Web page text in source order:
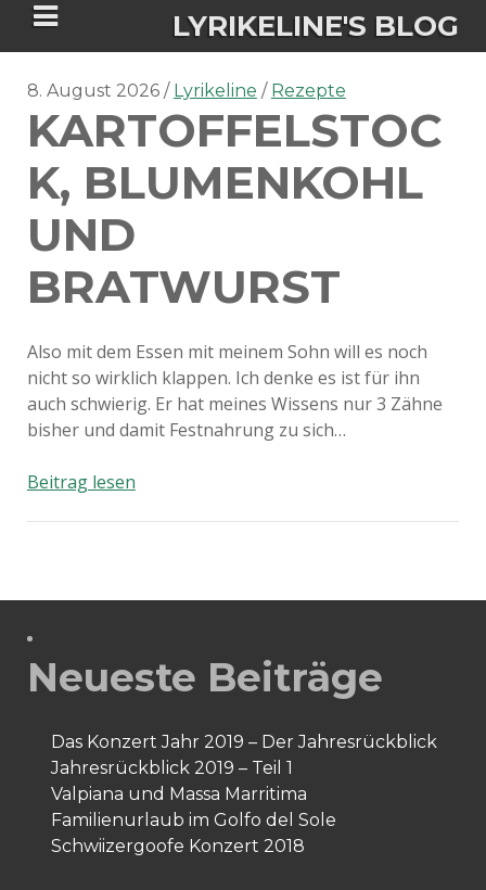
LYRIKELINE'S BLOG
Tania Morgan's Blog über alles, was
sie im Leben bewegt.
ÜBER DIE AUTORIN
IGASHO UND CHIMALIS KAYA
NIEMALS FÜR IMMER (ROMAN)
NIGHTMARES
BÜCHERSHOPS
DATENSCHUTZERKLÄRUNG
IMPRESSUM
8. August 2026 Lyrikeline Rezepte
KARTOFFELSTOC
K, BLUMENKOHL
UND
BRATWURST
Also mit dem Essen mit meinem Sohn will es noch
nicht so wirklich klappen. Ich denke es ist für ihn
auch schwierig. Er hat meines Wissens nur 3 Zähne
bisher und damit Festnahrung zu sich…
Beitrag lesenKartoffelstock,
Neueste Beiträge
Das Konzert Jahr 2019 – Der Jahresrückblick
Jahresrückblick 2019 – Teil 1
Valpiana und Massa Marritima
Familienurlaub im Golfo del Sole
Schwiizergoofe Konzert 2018